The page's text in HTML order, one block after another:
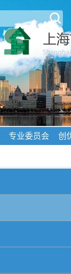
专业委员会
创